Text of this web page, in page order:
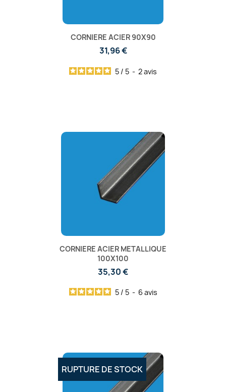
CORNIERE ACIER 90X90
31,96 €
5 / 5 - 2avis
CORNIERE ACIER METALLIQUE
100X100
35,30 €
5 / 5 - 6 avis
RUPTURE DE STOCK